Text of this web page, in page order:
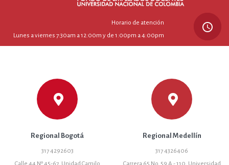
Horario de atención
Lunes a viernes 7:30am a 12:00m y de 1:00pm a 4:00pm
query_builder
Regional Bogotá
317 4292603
Regional Medellín
317 4326406